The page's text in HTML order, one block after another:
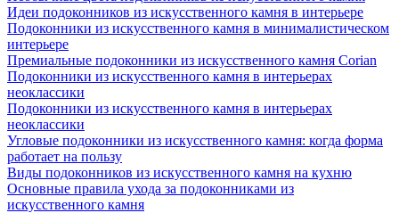
Идеи подоконников из искусственного камня в интерьере
Подоконники из искусственного камня в минималистическом
интерьере
Премиальные подоконники из искусственного камня Corian
Подоконники из искусственного камня в интерьерах
неоклассики
Подоконники из искусственного камня в интерьерах
неоклассики
Угловые подоконники из искусственного камня: когда форма
работает на пользу
Виды подоконников из искусственного камня на кухню
Основные правила ухода за подоконниками из
искусственного камня